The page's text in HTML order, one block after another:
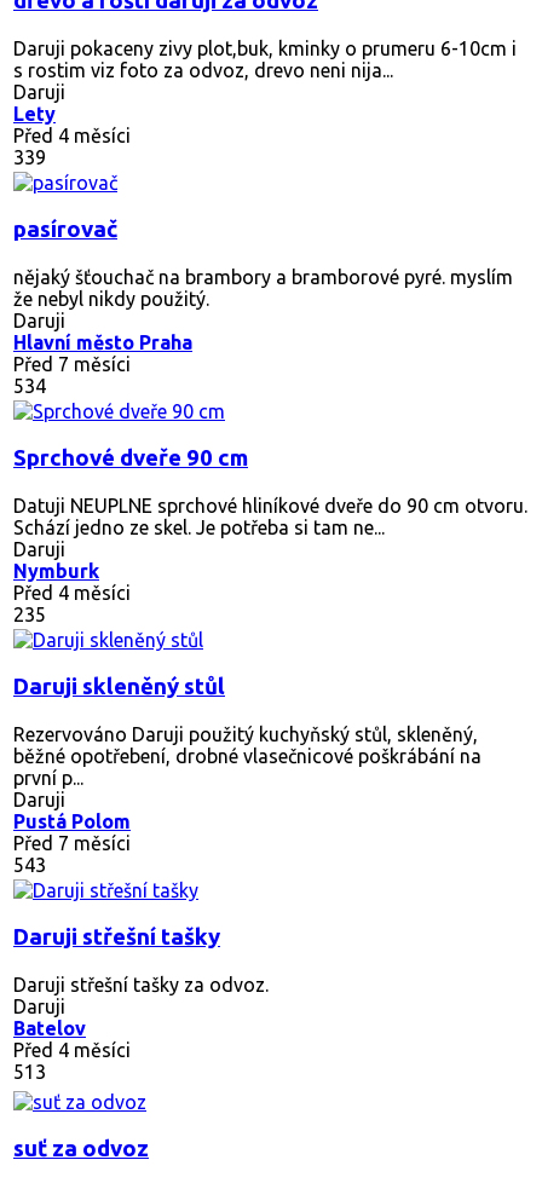
Daruji pokaceny zivy plot,buk, kminky o prumeru 6-10cm i
s rostim viz foto za odvoz, drevo neni nija...
Daruji
Lety
Před 4 měsíci
339
pasírovač
nějaký šťouchač na brambory a bramborové pyré. myslím
že nebyl nikdy použitý.
Daruji
Hlavní město Praha
Před 7 měsíci
534
Sprchové dveře 90 cm
Datuji NEUPLNE sprchové hliníkové dveře do 90 cm otvoru.
Schází jedno ze skel. Je potřeba si tam ne...
Daruji
Nymburk
Před 4 měsíci
235
Daruji skleněný stůl
Rezervováno Daruji použitý kuchyňský stůl, skleněný,
běžné opotřebení, drobné vlasečnicové poškrábání na
první p...
Daruji
Pustá Polom
Před 7 měsíci
543
Daruji střešní tašky
Daruji střešní tašky za odvoz.
Daruji
Batelov
Před 4 měsíci
513
suť za odvoz